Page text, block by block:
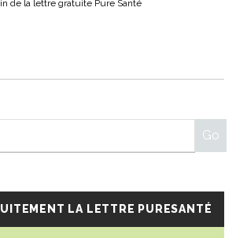
LA LETTRE PURESANTÉ